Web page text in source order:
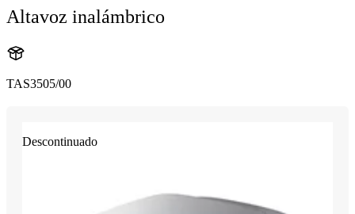
Altavoz inalámbrico
TAS3505/00
Descontinuado